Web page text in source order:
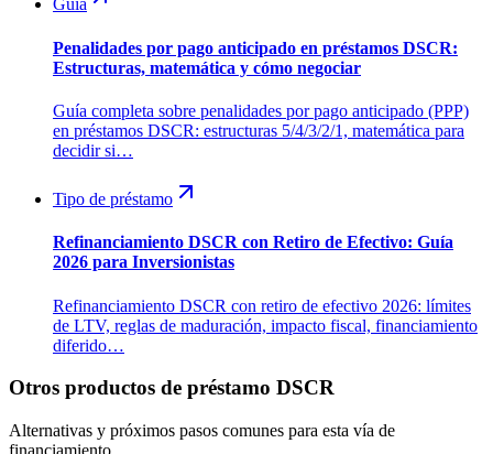
Guía
Penalidades por pago anticipado en préstamos DSCR:
Estructuras, matemática y cómo negociar
Guía completa sobre penalidades por pago anticipado (PPP)
en préstamos DSCR: estructuras 5/4/3/2/1, matemática para
decidir si…
Tipo de préstamo
Refinanciamiento DSCR con Retiro de Efectivo: Guía
2026 para Inversionistas
Refinanciamiento DSCR con retiro de efectivo 2026: límites
de LTV, reglas de maduración, impacto fiscal, financiamiento
diferido…
Otros productos de préstamo DSCR
Alternativas y próximos pasos comunes para esta vía de
financiamiento.